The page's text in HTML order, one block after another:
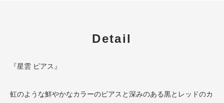
Detail
『星雲 ピアス』
虹のような鮮やかなカラーのピアスと深みのある黒とレッドのカ